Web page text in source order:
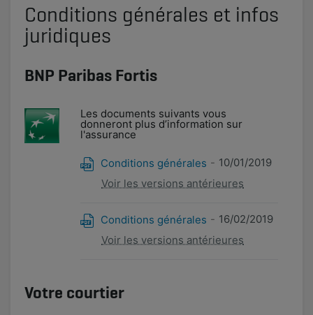
Conditions générales et infos
juridiques
BNP Paribas Fortis
Les documents suivants vous
donneront plus d’information sur
l'assurance
Conditions générales
10/01/2019
Voir les versions antérieures
Conditions générales
16/02/2019
Voir les versions antérieures
Votre courtier